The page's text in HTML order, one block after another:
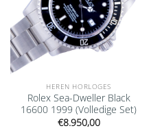
HEREN HORLOGES
Rolex Sea-Dweller Black
16600 1999 (Volledige Set)
€8.950,00